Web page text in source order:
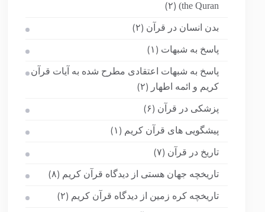
the Quran)
(۲)
بدن انسان در قرآن (۲)
پاسخ به شبهات (۱)
پاسخ به شبهات اعتقادی مطرح شده به آیات قرآن
کریم و ائمه اطهار
(۲)
پزشکی در قرآن (۶)
پیشگویی های قرآن کریم (۱)
تاریخ در قرآن (۷)
تاریخچه جهان هستی از دیدگاه قرآن کریم (۸)
تاریخچه کره زمین از دیدگاه قرآن کریم (۲)